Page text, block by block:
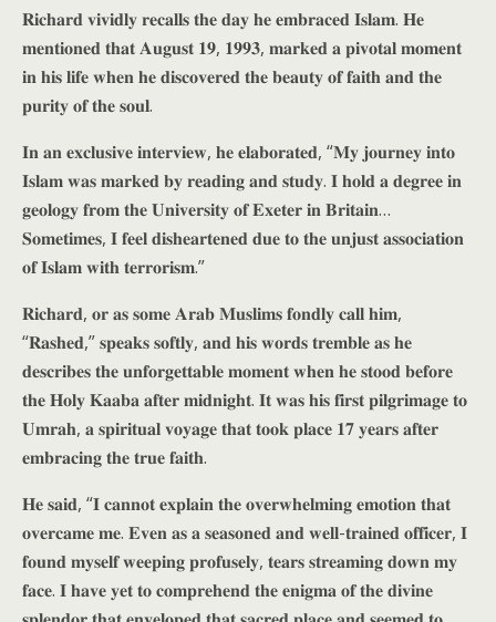
𝐑𝐢𝐜𝐡𝐚𝐫𝐝 𝐯𝐢𝐯𝐢𝐝𝐥𝐲 𝐫𝐞𝐜𝐚𝐥𝐥𝐬 𝐭𝐡𝐞 𝐝𝐚𝐲 𝐡𝐞 𝐞𝐦𝐛𝐫𝐚𝐜𝐞𝐝 𝐈𝐬𝐥𝐚𝐦. 𝐇𝐞
𝐦𝐞𝐧𝐭𝐢𝐨𝐧𝐞𝐝 𝐭𝐡𝐚𝐭 𝐀𝐮𝐠𝐮𝐬𝐭 𝟏𝟗, 𝟏𝟗𝟗𝟑, 𝐦𝐚𝐫𝐤𝐞𝐝 𝐚 𝐩𝐢𝐯𝐨𝐭𝐚𝐥 𝐦𝐨𝐦𝐞𝐧𝐭
𝐢𝐧 𝐡𝐢𝐬 𝐥𝐢𝐟𝐞 𝐰𝐡𝐞𝐧 𝐡𝐞 𝐝𝐢𝐬𝐜𝐨𝐯𝐞𝐫𝐞𝐝 𝐭𝐡𝐞 𝐛𝐞𝐚𝐮𝐭𝐲 𝐨𝐟 𝐟𝐚𝐢𝐭𝐡 𝐚𝐧𝐝 𝐭𝐡𝐞
𝐩𝐮𝐫𝐢𝐭𝐲 𝐨𝐟 𝐭𝐡𝐞 𝐬𝐨𝐮𝐥.
𝐈𝐧 𝐚𝐧 𝐞𝐱𝐜𝐥𝐮𝐬𝐢𝐯𝐞 𝐢𝐧𝐭𝐞𝐫𝐯𝐢𝐞𝐰, 𝐡𝐞 𝐞𝐥𝐚𝐛𝐨𝐫𝐚𝐭𝐞𝐝, “𝐌𝐲 𝐣𝐨𝐮𝐫𝐧𝐞𝐲 𝐢𝐧𝐭𝐨
𝐈𝐬𝐥𝐚𝐦 𝐰𝐚𝐬 𝐦𝐚𝐫𝐤𝐞𝐝 𝐛𝐲 𝐫𝐞𝐚𝐝𝐢𝐧𝐠 𝐚𝐧𝐝 𝐬𝐭𝐮𝐝𝐲. 𝐈 𝐡𝐨𝐥𝐝 𝐚 𝐝𝐞𝐠𝐫𝐞𝐞 𝐢𝐧
𝐠𝐞𝐨𝐥𝐨𝐠𝐲 𝐟𝐫𝐨𝐦 𝐭𝐡𝐞 𝐔𝐧𝐢𝐯𝐞𝐫𝐬𝐢𝐭𝐲 𝐨𝐟 𝐄𝐱𝐞𝐭𝐞𝐫 𝐢𝐧 𝐁𝐫𝐢𝐭𝐚𝐢𝐧…
𝐒𝐨𝐦𝐞𝐭𝐢𝐦𝐞𝐬, 𝐈 𝐟𝐞𝐞𝐥 𝐝𝐢𝐬𝐡𝐞𝐚𝐫𝐭𝐞𝐧𝐞𝐝 𝐝𝐮𝐞 𝐭𝐨 𝐭𝐡𝐞 𝐮𝐧𝐣𝐮𝐬𝐭 𝐚𝐬𝐬𝐨𝐜𝐢𝐚𝐭𝐢𝐨𝐧
𝐨𝐟 𝐈𝐬𝐥𝐚𝐦 𝐰𝐢𝐭𝐡 𝐭𝐞𝐫𝐫𝐨𝐫𝐢𝐬𝐦.”
𝐑𝐢𝐜𝐡𝐚𝐫𝐝, 𝐨𝐫 𝐚𝐬 𝐬𝐨𝐦𝐞 𝐀𝐫𝐚𝐛 𝐌𝐮𝐬𝐥𝐢𝐦𝐬 𝐟𝐨𝐧𝐝𝐥𝐲 𝐜𝐚𝐥𝐥 𝐡𝐢𝐦,
“𝐑𝐚𝐬𝐡𝐞𝐝,” 𝐬𝐩𝐞𝐚𝐤𝐬 𝐬𝐨𝐟𝐭𝐥𝐲, 𝐚𝐧𝐝 𝐡𝐢𝐬 𝐰𝐨𝐫𝐝𝐬 𝐭𝐫𝐞𝐦𝐛𝐥𝐞 𝐚𝐬 𝐡𝐞
𝐝𝐞𝐬𝐜𝐫𝐢𝐛𝐞𝐬 𝐭𝐡𝐞 𝐮𝐧𝐟𝐨𝐫𝐠𝐞𝐭𝐭𝐚𝐛𝐥𝐞 𝐦𝐨𝐦𝐞𝐧𝐭 𝐰𝐡𝐞𝐧 𝐡𝐞 𝐬𝐭𝐨𝐨𝐝 𝐛𝐞𝐟𝐨𝐫𝐞
𝐭𝐡𝐞 𝐇𝐨𝐥𝐲 𝐊𝐚𝐚𝐛𝐚 𝐚𝐟𝐭𝐞𝐫 𝐦𝐢𝐝𝐧𝐢𝐠𝐡𝐭. 𝐈𝐭 𝐰𝐚𝐬 𝐡𝐢𝐬 𝐟𝐢𝐫𝐬𝐭 𝐩𝐢𝐥𝐠𝐫𝐢𝐦𝐚𝐠𝐞 𝐭𝐨
𝐔𝐦𝐫𝐚𝐡, 𝐚 𝐬𝐩𝐢𝐫𝐢𝐭𝐮𝐚𝐥 𝐯𝐨𝐲𝐚𝐠𝐞 𝐭𝐡𝐚𝐭 𝐭𝐨𝐨𝐤 𝐩𝐥𝐚𝐜𝐞 𝟏𝟕 𝐲𝐞𝐚𝐫𝐬 𝐚𝐟𝐭𝐞𝐫
𝐞𝐦𝐛𝐫𝐚𝐜𝐢𝐧𝐠 𝐭𝐡𝐞 𝐭𝐫𝐮𝐞 𝐟𝐚𝐢𝐭𝐡.
𝐇𝐞 𝐬𝐚𝐢𝐝, “𝐈 𝐜𝐚𝐧𝐧𝐨𝐭 𝐞𝐱𝐩𝐥𝐚𝐢𝐧 𝐭𝐡𝐞 𝐨𝐯𝐞𝐫𝐰𝐡𝐞𝐥𝐦𝐢𝐧𝐠 𝐞𝐦𝐨𝐭𝐢𝐨𝐧 𝐭𝐡𝐚𝐭
𝐨𝐯𝐞𝐫𝐜𝐚𝐦𝐞 𝐦𝐞. 𝐄𝐯𝐞𝐧 𝐚𝐬 𝐚 𝐬𝐞𝐚𝐬𝐨𝐧𝐞𝐝 𝐚𝐧𝐝 𝐰𝐞𝐥𝐥-𝐭𝐫𝐚𝐢𝐧𝐞𝐝 𝐨𝐟𝐟𝐢𝐜𝐞𝐫, 𝐈
𝐟𝐨𝐮𝐧𝐝 𝐦𝐲𝐬𝐞𝐥𝐟 𝐰𝐞𝐞𝐩𝐢𝐧𝐠 𝐩𝐫𝐨𝐟𝐮𝐬𝐞𝐥𝐲, 𝐭𝐞𝐚𝐫𝐬 𝐬𝐭𝐫𝐞𝐚𝐦𝐢𝐧𝐠 𝐝𝐨𝐰𝐧 𝐦𝐲
𝐟𝐚𝐜𝐞. 𝐈 𝐡𝐚𝐯𝐞 𝐲𝐞𝐭 𝐭𝐨 𝐜𝐨𝐦𝐩𝐫𝐞𝐡𝐞𝐧𝐝 𝐭𝐡𝐞 𝐞𝐧𝐢𝐠𝐦𝐚 𝐨𝐟 𝐭𝐡𝐞 𝐝𝐢𝐯𝐢𝐧𝐞